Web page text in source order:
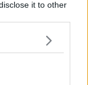
it to other